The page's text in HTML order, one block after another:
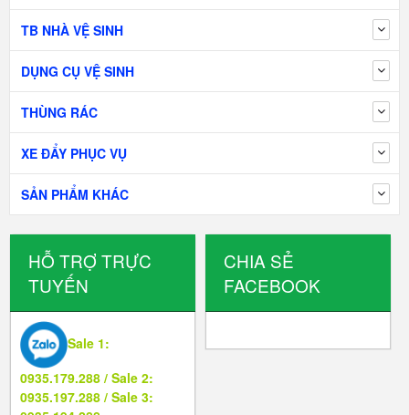
TB NHÀ VỆ SINH
DỤNG CỤ VỆ SINH
THÙNG RÁC
XE ĐẨY PHỤC VỤ
SẢN PHẨM KHÁC
HỖ TRỢ TRỰC
TUYẾN
Sale 1:
0935.179.288 / Sale 2:
0935.197.288 / Sale 3:
CHIA SẺ
FACEBOOK